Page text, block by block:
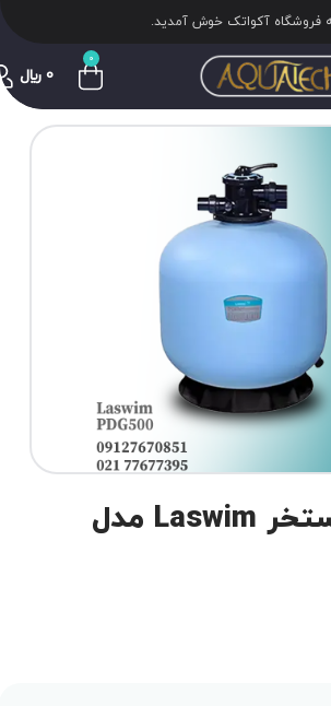
فروشگاه آکواتک خوش آمدید.
0
0 ﷼
کلیک کنید
فیلتر شنی استخر Laswim مدل